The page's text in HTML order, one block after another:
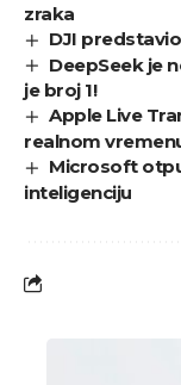
zraka
DJI
DeepSeek je
je broj 1!
Apple Live
realnom
Microsoft
inteligenciju